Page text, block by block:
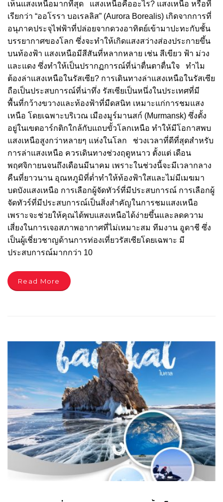
เห็นแสงเหนือมากที่สุด แสงเหนือคืออะไร? แสงเหนือ หรือที่
เรียกว่า “ออโรรา บอเรลลิส” (Aurora Borealis) เกิดจากการที่
อนุภาคประจุไฟฟ้าที่ปล่อยจากดวงอาทิตย์เข้ามาปะทะกับชั้น
บรรยากาศของโลก ซึ่งจะทำให้เกิดแสงสว่างส่องประกายขึ้น
บนท้องฟ้า แสงเหนือมีสีสันที่หลากหลาย เช่น สีเขียว ฟ้า ม่วง
และแดง ซึ่งทำให้เป็นปรากฏการณ์ที่น่าตื่นตาตื่นใจ ทำไม
ต้องล่าแสงเหนือในรัสเซีย? การเดินทางล่าแสงเหนือในรัสเซีย
ถือเป็นประสบการณ์ที่น่าทึ่ง รัสเซียเป็นหนึ่งในประเทศที่มี
พื้นที่กว้างขวางและท้องฟ้าที่มืดสนิท เหมาะแก่การชมแสง
เหนือ โดยเฉพาะบริเวณ เมืองมูร์มานสก์ (Murmansk) ซึ่งตั้ง
อยู่ในเขตอาร์กติกใกล้กับแถบขั้วโลกเหนือ ทำให้มีโอกาสพบ
แสงเหนือสูงกว่าหลายๆ แห่งในโลก ช่วงเวลาที่ดีที่สุดสำหรับ
การล่าแสงเหนือ ควรเดินทางช่วงฤดูหนาว ตั้งแต่ เดือน
พฤศจิกายนจนถึงเดือนมีนาคม เพราะในช่วงนี้จะมีเวลากลาง
คืนที่ยาวนาน อุณหภูมิที่ต่ำทำให้ท้องฟ้าใสและไม่มีเมฆมา
บดบังแสงเหนือ การเลือกผู้จัดทัวร์ที่มีประสบการณ์ การเลือกผู้
จัดทัวร์ที่มีประสบการณ์เป็นสิ่งสำคัญในการชมแสงเหนือ
เพราะจะช่วยให้คุณได้พบแสงเหนือได้ง่ายขึ้นและลดความ
เสี่ยงในการเจอสภาพอากาศที่ไม่เหมาะสม ทีมงาน อูดาชี ซึ่ง
เป็นผู้เชี่ยวชาญด้านการท่องเที่ยวรัสเซียโดยเฉพาะ มี
ประสบการณ์มากกว่า 10
Read More